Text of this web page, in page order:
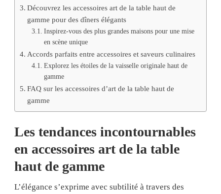
Découvrez les accessoires art de la table haut de
gamme pour des dîners élégants
Inspirez-vous des plus grandes maisons pour une mise
en scène unique
Accords parfaits entre accessoires et saveurs culinaires
Explorez les étoiles de la vaisselle originale haut de
gamme
FAQ sur les accessoires d’art de la table haut de
gamme
Les tendances incontournables
en accessoires art de la table
haut de gamme
L’élégance s’exprime avec subtilité à travers des